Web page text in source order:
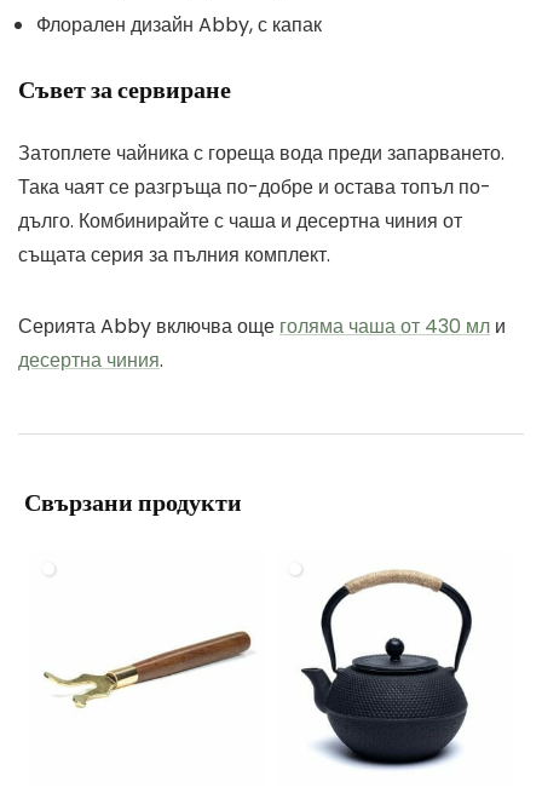
Флорален дизайн Abby, с капак
Съвет за сервиране
Затоплете чайника с гореща вода преди запарването.
Така чаят се разгръща по-добре и остава топъл по-
дълго. Комбинирайте с чаша и десертна чиния от
същата серия за пълния комплект.
Серията Abby включва още голяма чаша от 430 мл и
десертна чиния.
Свързани продукти